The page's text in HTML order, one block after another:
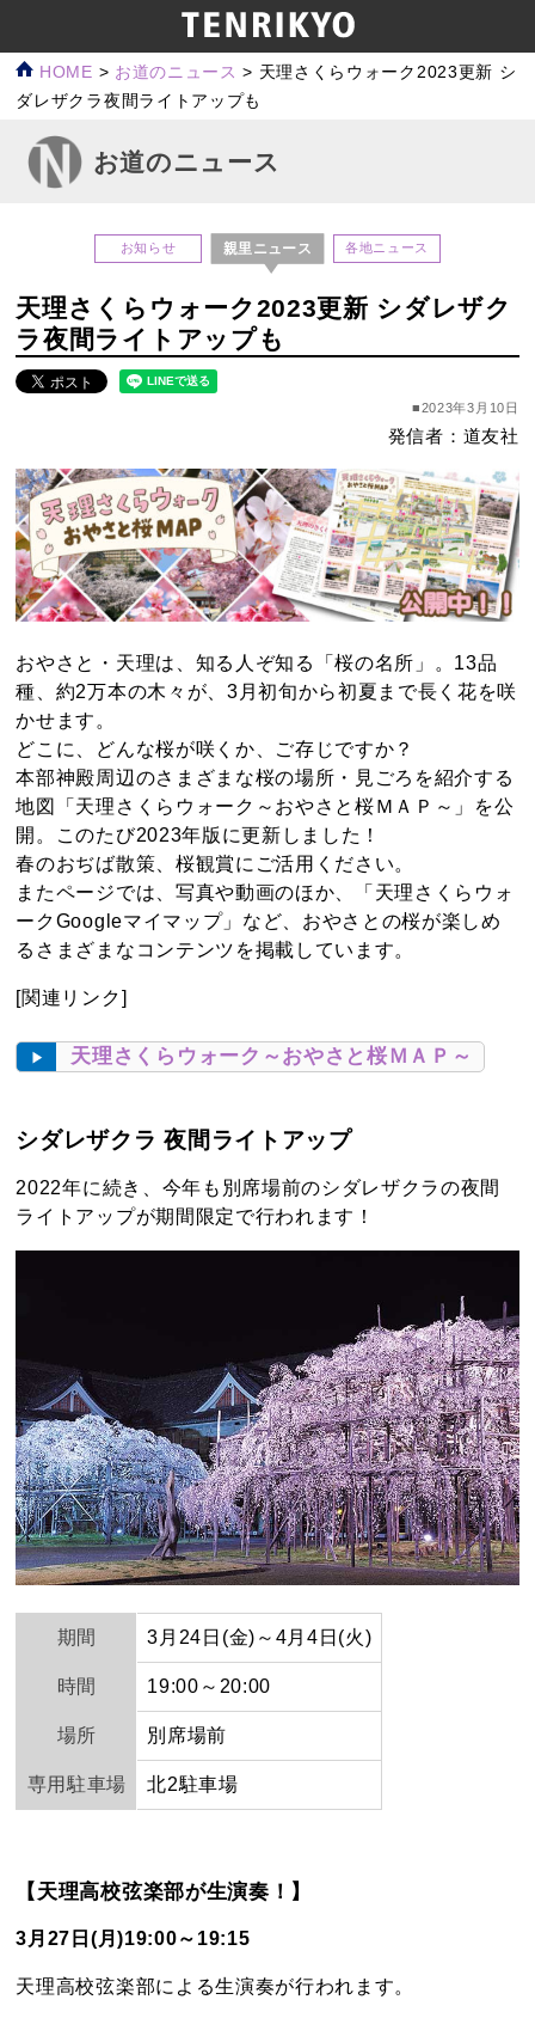
HOME > お道のニュース > 天理さくらウォーク2023更新 シ
ダレザクラ夜間ライトアップも
お道のニュース
お知らせ 親里ニュース 各地ニュース
天理さくらウォーク2023更新 シダレザク
ラ夜間ライトアップも
■2023年3月10日
発信者：道友社
おやさと・天理は、知る人ぞ知る「桜の名所」。13品
種、約2万本の木々が、3月初旬から初夏まで長く花を咲
かせます。
どこに、どんな桜が咲くか、ご存じですか？
本部神殿周辺のさまざまな桜の場所・見ごろを紹介する
地図「天理さくらウォーク～おやさと桜ＭＡＰ～」を公
開。このたび2023年版に更新しました！
春のおぢば散策、桜観賞にご活用ください。
またページでは、写真や動画のほか、「天理さくらウォ
ークGoogleマイマップ」など、おやさとの桜が楽しめ
るさまざまなコンテンツを掲載しています。
[関連リンク]
天理さくらウォーク～おやさと桜ＭＡＰ～
シダレザクラ 夜間ライトアップ
2022年に続き、今年も別席場前のシダレザクラの夜間
ライトアップが期間限定で行われます！
期間 3月24日(金)～4月4日(火)
時間 19:00～20:00
場所 別席場前
専用駐車場 北2駐車場
【天理高校弦楽部が生演奏！】
3月27日(月)19:00～19:15
天理高校弦楽部による生演奏が行われます。